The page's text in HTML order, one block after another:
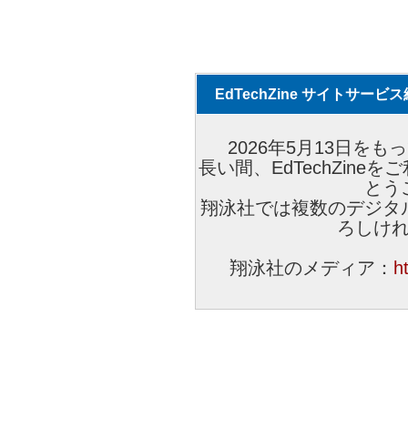
EdTechZine サイトサービス
2026年5月13日をも
長い間、EdTechZineを
とう
翔泳社では複数のデジ
ろしけ
翔泳社のメディア：